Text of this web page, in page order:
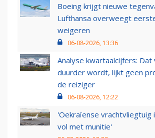
Boeing krijgt nieuwe
Lufthansa overweegt
weigeren
06-08-2026, 13:36
Analyse kwartaalcijfers: Dat
duurder wordt, lijkt geen
de reiziger
06-08-2026, 12:22
'Oekraïense vrachtvliegtuig
vol met munitie'